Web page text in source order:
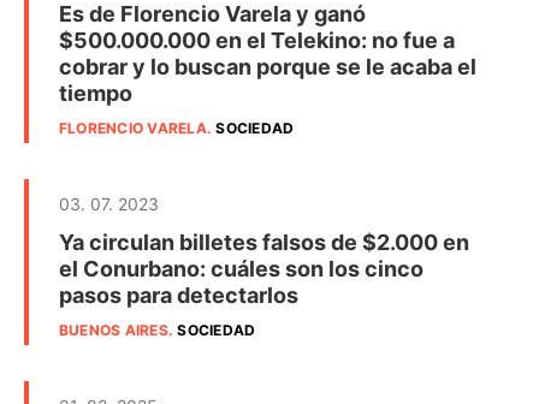
Es de Florencio Varela y ganó
$500.000.000 en el Telekino: no fue a
cobrar y lo buscan porque se le acaba el
tiempo
FLORENCIO VARELA.SOCIEDAD
03. 07. 2023
Ya circulan billetes falsos de $2.000 en
el Conurbano: cuáles son los cinco
pasos para detectarlos
BUENOS AIRES.SOCIEDAD